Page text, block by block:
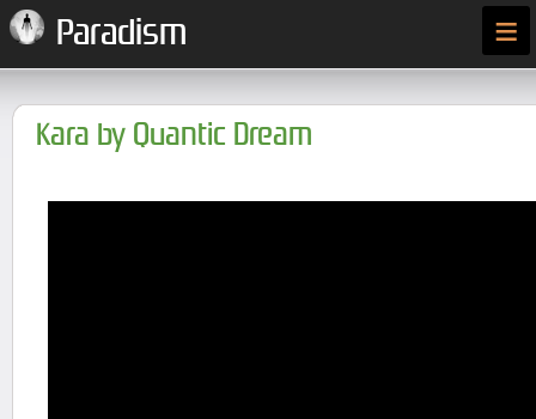
Paradism ≡
Kara by Quantic Dream